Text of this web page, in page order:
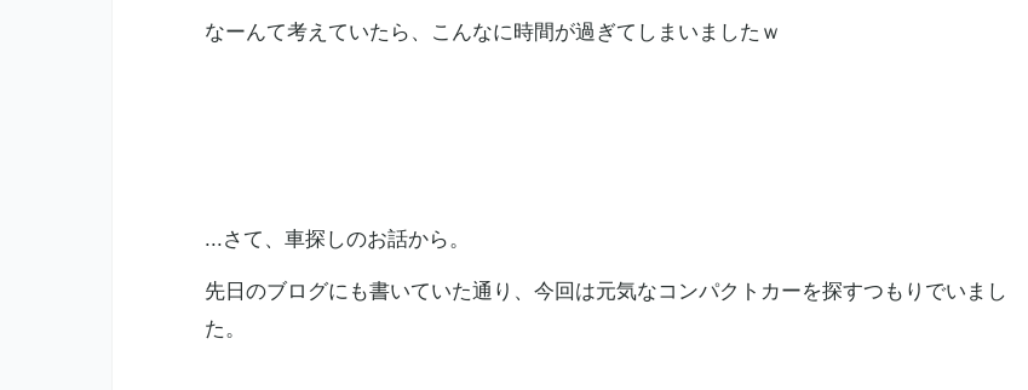
なーんて考えていたら、こんなに時間が過ぎてしまいましたｗ
...さて、車探しのお話から。
先日のブログにも書いていた通り、今回は元気なコンパクトカーを探すつもりでいまし
た。